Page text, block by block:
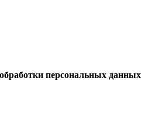
персональных данных